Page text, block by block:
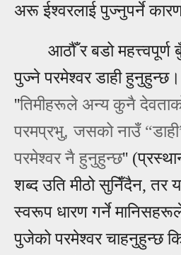
अरू ईश्वरलाई पुज्नुपर्ने
आठौँ र बडो महत्त्वपूर्ण
पुज्ने परमेश्वर डाही
''तिमीहरूले अन्‍य कुनै
परमप्रभु,जसको नाउँ “डाही
परमेश्‍वर नै हुनुहुन्‍छ''
शब्द उति मीठो सुनिँदैन, तर
स्वरूप धारण गर्ने
पुजेको परमेश्वर चाहनुहुन्छ